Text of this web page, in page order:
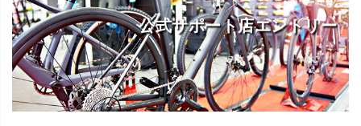
公式サポート店エントリー